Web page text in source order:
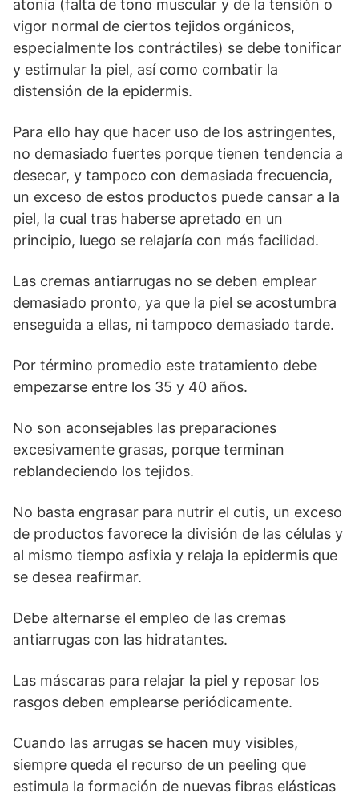
atonía (falta de tono muscular y de la tensión o
vigor normal de ciertos tejidos orgánicos,
especialmente los contráctiles) se debe tonificar
y estimular la piel, así como combatir la
distensión de la epidermis.
Para ello hay que hacer uso de los astringentes,
no demasiado fuertes porque tienen tendencia a
desecar, y tampoco con demasiada frecuencia,
un exceso de estos productos puede cansar a la
piel, la cual tras haberse apretado en un
principio, luego se relajaría con más facilidad.
Las cremas antiarrugas no se deben emplear
demasiado pronto, ya que la piel se acostumbra
enseguida a ellas, ni tampoco demasiado tarde.
Por término promedio este tratamiento debe
empezarse entre los 35 y 40 años.
No son aconsejables las preparaciones
excesivamente grasas, porque terminan
reblandeciendo los tejidos.
No basta engrasar para nutrir el cutis, un exceso
de productos favorece la división de las células y
al mismo tiempo asfixia y relaja la epidermis que
se desea reafirmar.
Debe alternarse el empleo de las cremas
antiarrugas con las hidratantes.
Las máscaras para relajar la piel y reposar los
rasgos deben emplearse periódicamente.
Cuando las arrugas se hacen muy visibles,
siempre queda el recurso de un peeling que
estimula la formación de nuevas fibras elásticas